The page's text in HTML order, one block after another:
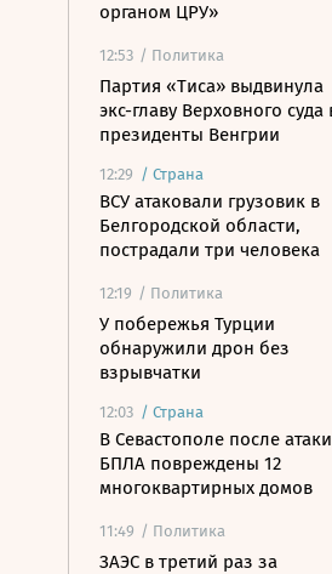
органом ЦРУ»
12:53 / Политика
Партия «Тиса» выдвинула
экс-главу Верховного суда
президенты Венгрии
12:29 / Страна
ВСУ атаковали грузовик в
Белгородской области,
пострадали три человека
12:19 / Политика
У побережья Турции
обнаружили дрон без
взрывчатки
12:03 / Страна
В Севастополе после атаки
БПЛА повреждены 12
многоквартирных домов
11:49 / Политика
ЗАЭС в третий раз за